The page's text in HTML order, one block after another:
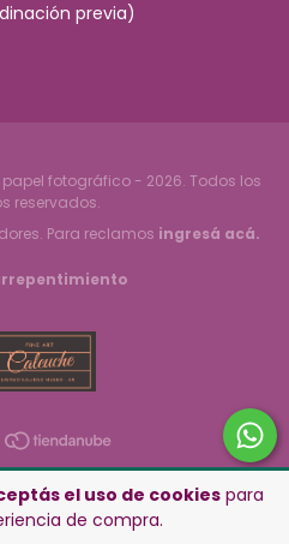
el uso de cookies para
de compra.
previa)
fotográfico - 2026. Todos los
reservados.
Para reclamos ingresá acá.